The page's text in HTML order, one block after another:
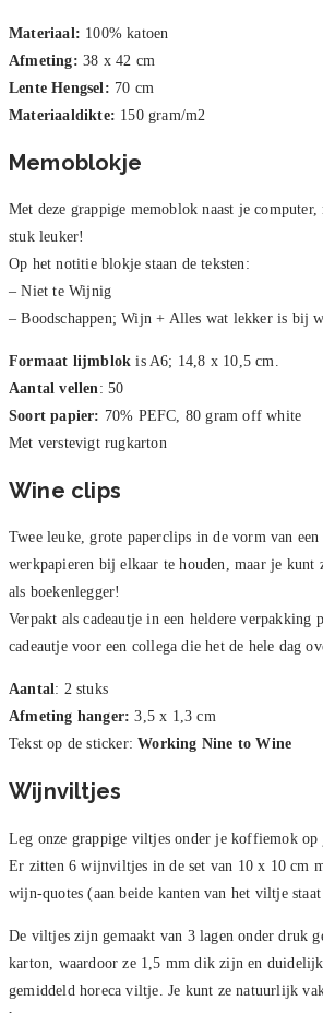
Materiaal: 100% katoen
Afmeting: 38 x 42 cm
Lente Hengsel: 70 cm
Materiaaldikte: 150 gram/m2
Memoblokje
Met deze grappige memoblok naast je
stuk leuker!
Op het notitie blokje staan de teksten:
– Niet te Wijnig
– Boodschappen; Wijn + Alles wat lekker is bij
Formaat lijmblok is A6; 14,8 x 10,5 cm.
Aantal vellen: 50
Soort papier: 70% PEFC, 80 gram off white
Met verstevigt rugkarton
Wine clips
Twee leuke, grote paperclips in de vorm van
werkpapieren bij elkaar te houden, maar je kunt
als boekenlegger!
Verpakt als cadeautje in een heldere verpakking
cadeautje voor een collega die het de hele dag
Aantal: 2 stuks
Afmeting hanger: 3,5 x 1,3 cm
Tekst op de sticker:Working Nine to Wine
Wijnviltjes
Leg onze grappige viltjes onder je koffiemok op
Er zitten 6 wijnviltjes in de set van 10 x 10 cm
wijn-quotes (aan beide kanten van het viltje staat
De viltjes zijn gemaakt van 3 lagen onder druk
karton, waardoor ze 1,5 mm dik zijn en duidelijk
gemiddeld horeca viltje. Je kunt ze natuurlijk